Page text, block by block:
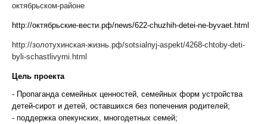
октябрьском-районе
http://октябрьские-вести.рф/news/622-chuzhih-detei-ne-byvaet.html
http://золотухинская-жизнь.рф/sotsialnyj-aspekt/4268-chtoby-deti-
byli-schastlivymi.html
Цель проекта
- Пропаганда семейных ценностей, семейных форм устройства
детей-сирот и детей, оставшихся без попечения родителей;
- поддержка опекунских, многодетных семей;